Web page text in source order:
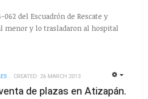
del Escuadrón de Rescate y
menor y lo trasladaron al hospital
CREATED: 26 MARCH 2013
de plazas en Atizapán.